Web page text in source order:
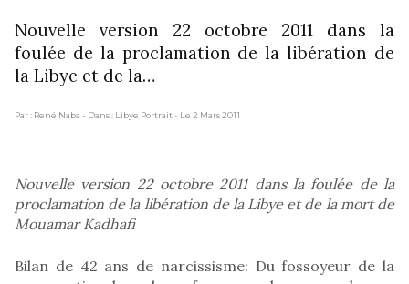
Nouvelle version 22 octobre 2011 dans la
foulée de la proclamation de la libération de
la Libye et de la…
Par : René Naba - Dans : Libye Portrait- Le 2 Mars 2011
Nouvelle version 22 octobre 2011 dans la foulée de la
proclamation de la libération de la Libye et de la mort de
Mouamar Kadhafi
Bilan de 42 ans de narcissisme: Du fossoyeur de la